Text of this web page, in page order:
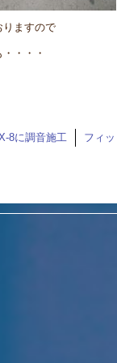
りますので
・・・
8に調音施工 フィ